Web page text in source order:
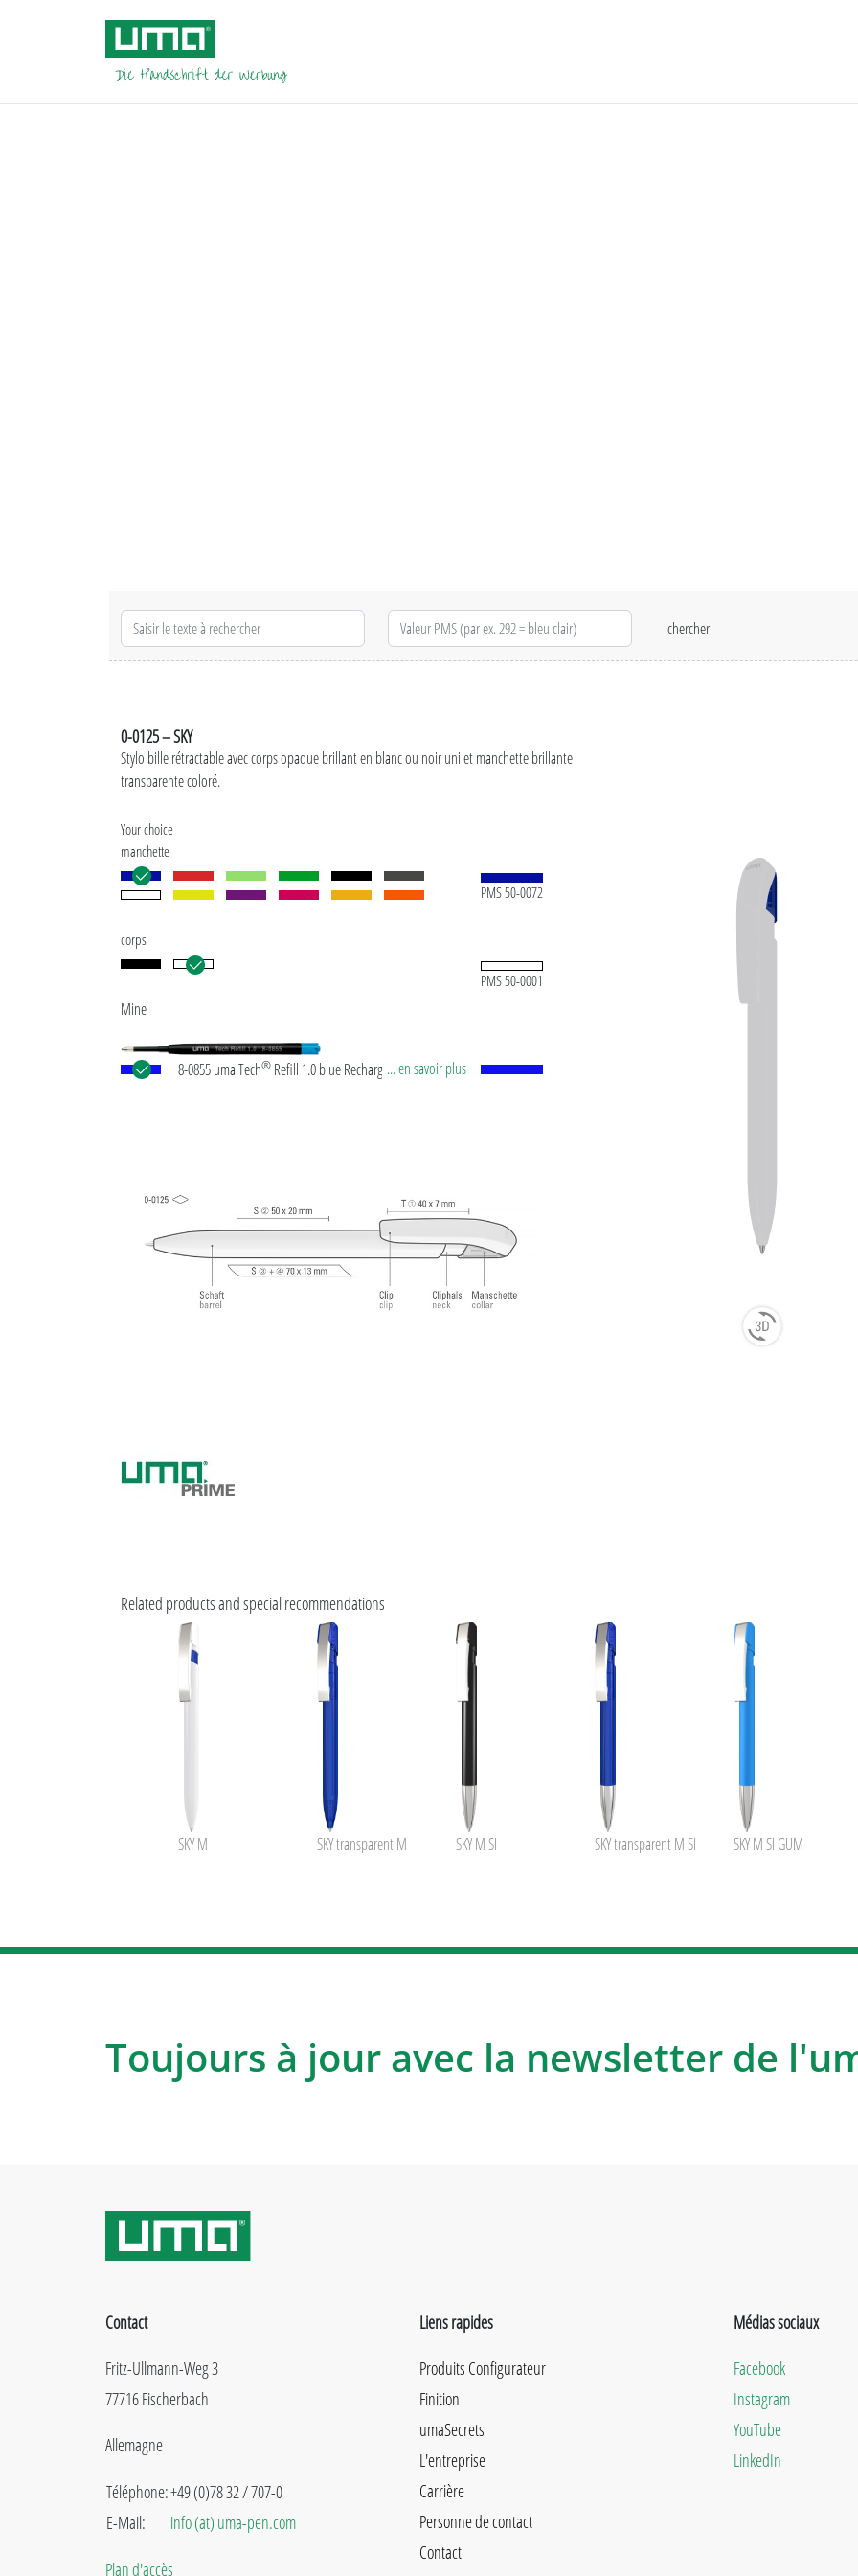
0-0125 – SKY
Stylo bille rétractable avec corps opaque brillant en blanc ou noir uni et manchette brillante
transparente coloré.
Your choice
manchette
PMS 50-0072
corps
PMS 50-0001
Mine
8-0855 uma Tech® Refill 1.0 blue Recharge géante
douce.
... en savoir plus
Related products and special recommendations
SKY M SKY transparent M SKY M SI SKY transparent M SI SKY M SI GUM
Toujours à jour avec la newsletter de
Contact
Fritz-Ullmann-Weg 3
77716 Fischerbach
Allemagne
Téléphone:
E-Mail:
+49 (0)78 32 / 707-0
info (at) uma-pen.com
Plan d'accès
Liens rapides
Produits Configurateur
Finition
umaSecrets
L'entreprise
Carrière
Personne de contact
Contact
Médias sociaux
Facebook
Instagram
YouTube
LinkedIn